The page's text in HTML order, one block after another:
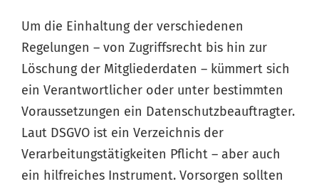
Um die Einhaltung der verschiedenen
Regelungen – von Zugriffsrecht bis hin zur
Löschung der Mitgliederdaten – kümmert sich
ein Verantwortlicher oder unter bestimmten
Voraussetzungen ein Datenschutzbeauftragter.
Laut DSGVO ist ein Verzeichnis der
Verarbeitungstätigkeiten Pflicht – aber auch
ein hilfreiches Instrument. Vorsorgen sollten